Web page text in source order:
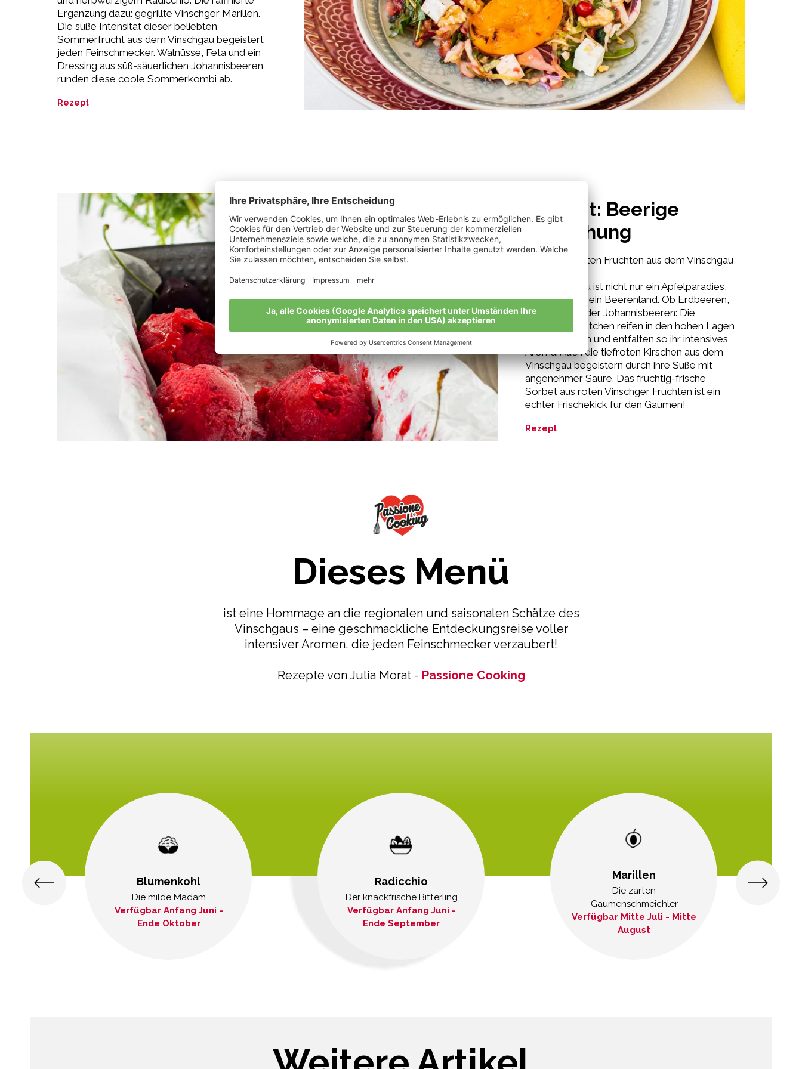
Ergänzung dazu: gegrillte Vinschger Marillen.
Die süße Intensität dieser beliebten
Sommerfrucht aus dem Vinschgau begeistert
jeden Feinschmecker. Walnüsse, Feta und ein
Dressing aus süß-säuerlichen Johannisbeeren
runden diese coole Sommerkombi ab.
Rezept
Dessert: Beerige
Erfrischung
Sorbet mit roten Früchten aus dem Vinschgau
Der Vinschgau ist nicht nur ein Apfelparadies,
sondern auch ein Beerenland. Ob Erdbeeren,
Himbeeren oder Johannisbeeren: Die
Sommerfrüchtchen reifen in den hohen Lagen
langsam heran und entfalten so ihr intensives
Aroma. Auch die tiefroten Kirschen aus dem
Vinschgau begeistern durch ihre Süße mit
angenehmer Säure. Das fruchtig-frische
Sorbet aus roten Vinschger Früchten ist ein
echter Frischekick für den Gaumen!
Rezept
Dieses Menü
ist eine Hommage an die regionalen und saisonalen Schätze des
Vinschgaus – eine geschmackliche Entdeckungsreise voller
intensiver Aromen, die jeden Feinschmecker verzaubert!
Rezepte von Julia Morat - Passione Cooking
Blumenkohl
Die milde Madam
Verfügbar Anfang Juni -
Ende Oktober
Radicchio
Der knackfrische Bitterling
Verfügbar Anfang Juni -
Ende September
Marillen
Die zarten
Gaumenschmeichler
Verfügbar Mitte Juli - Mitte
August